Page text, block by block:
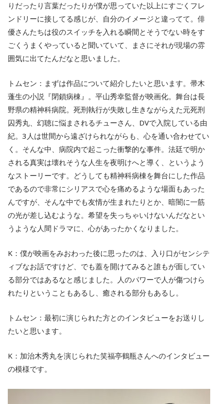
りだったり言葉だったりが僕が思っていた以上にすごくフレ
ンドリーに接してる感じが、自分のイメージと違ってて。俳
優さんたちは役のスイッチを入れる瞬間とそうでない時をす
ごくうまくやっていると聞いていて、まさにそれが現場の雰
囲気に出てたんだなと思いました。
トムセン：まずは作品について紹介したいと思います。帚木
蓬生の小説『閉鎖病棟』。平山秀幸監督が映画化。舞台は長
野県の精神科病院。死刑執行が失敗し生きながらえた元死刑
囚秀丸、幻聴に悩まされるチューさん、DVで入院している由
紀。3人は世間から遠ざけられながらも、心を通い合わせてい
く。そんな中、病院内で起こった衝撃的な事件。法廷で明か
される真実は壊れそうな人生を夜明けへと導く、というよう
なストーリーです。どうしても精神科病棟を舞台にした作品
であるので非常にシリアスで心を痛めるような場面もあった
んですが、そんな中でも友情が生まれたりとか、暗闇に一筋
の光が差し込むような。希望を失っちゃいけないんだなとい
うような人間ドラマに、心があったかくなりました。
K：僕が映画をみおわった後に思ったのは、入り口がセンシテ
ィブなお話ですけど、でも蓋を開けてみると誰もが面してい
る部分ではあるなと感じました。人のパワーで人が傷つけら
れたりということもあるし、癒される部分もあるし。
トムセン：最初に演じられた方とのインタビューをお送りし
たいと思います。
K：加治木秀丸を演じられた笑福亭鶴瓶さんへのインタビュー
の模様です。